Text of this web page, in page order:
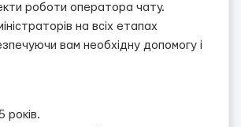
роботи оператора чату.
на всіх етапах
вам необхідну допомогу і
років.